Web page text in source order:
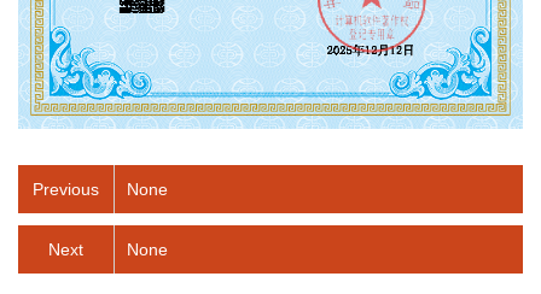
Previous None
None
Next